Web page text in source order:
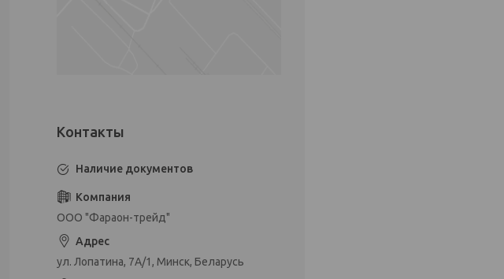
Наличие документов
ООО "Фараон-трейд"
ул. Лопатина, 7А/1, Минск, Беларусь